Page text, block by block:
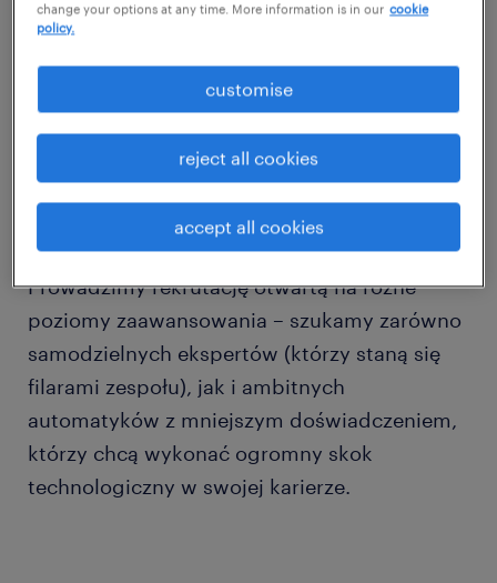
struktur technicznych od zera. Poszukujemy
przy rozruchu i nadzorze nad jedną z
najnowocześniejszych linii produkcyjnych w
Prowadzimy rekrutację otwartą na różne
poziomy zaawansowania – szukamy zarówno
samodzielnych ekspertów (którzy staną się
filarami zespołu), jak i ambitnych
automatyków z mniejszym doświadczeniem,
którzy chcą wykonać ogromny skok
technologiczny w swojej karierze.
change your options at any time. More information is in our cookie
policy.
accept all cookies
reject all cookies
customise